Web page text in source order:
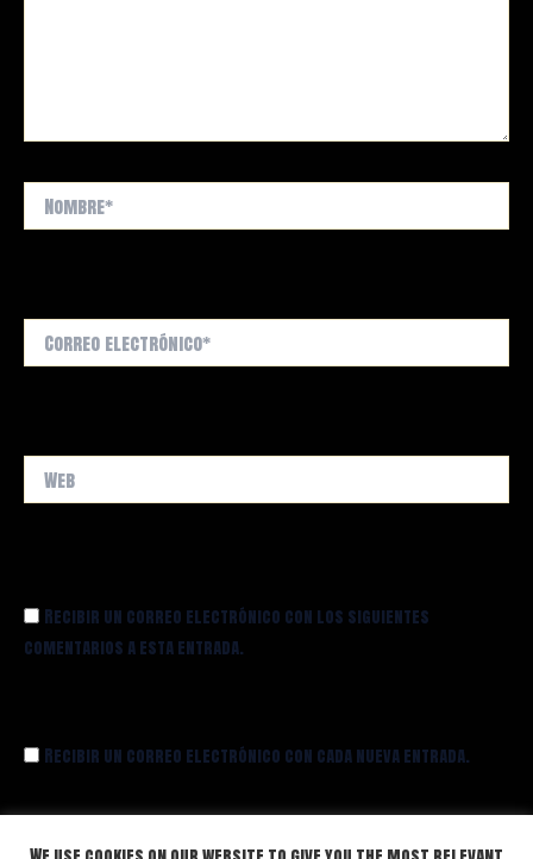
Nombre*
Correo
electrónico*
Recibir un correo electrónico con los siguientes
comentarios a esta entrada.
Recibir un correo electrónico con cada nueva entrada.